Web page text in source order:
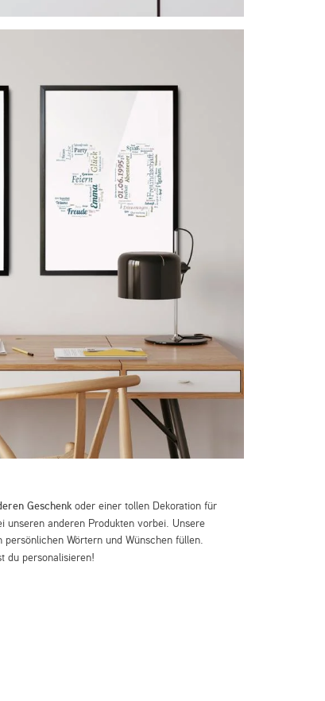
Geschenk oder einer tollen Dekoration für
unseren anderen Produkten vorbei. Unsere
Wörtern und Wünschen füllen.
du personalisieren!